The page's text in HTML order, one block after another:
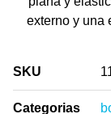
externo y una
SKU
Categorias